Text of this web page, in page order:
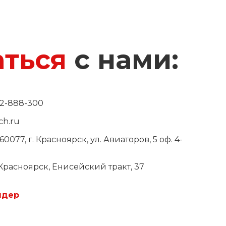
с нами:
2-888-300
г. Красноярск, ул. Авиаторов, 5 оф. 4-
Красноярск, Енисейский тракт, 37